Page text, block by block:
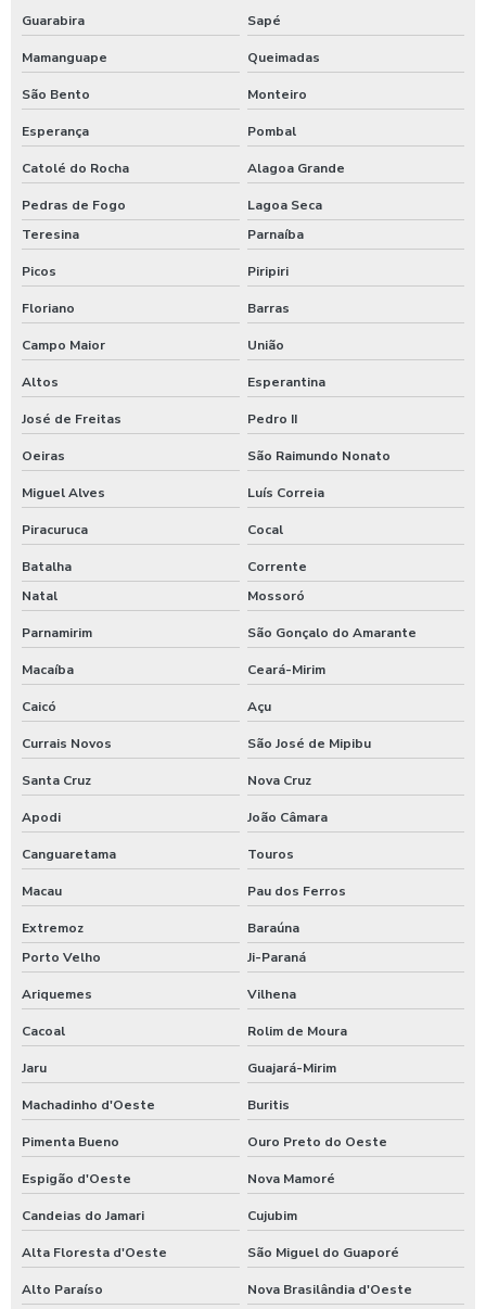
Guarabira Sapé
Mamanguape Queimadas
São Bento Monteiro
Esperança Pombal
Catolé do Rocha Alagoa Grande
Pedras de Fogo
Lagoa Seca
Teresina
Parnaíba
Picos Piripiri
Floriano Barras
Campo Maior União
Altos Esperantina
José de Freitas Pedro II
Oeiras São Raimundo Nonato
Miguel Alves Luís Correia
Piracuruca Cocal
Batalha
Corrente
Natal
Mossoró
Parnamirim São Gonçalo do Amarante
Macaíba Ceará-Mirim
Caicó Açu
Currais Novos São José de Mipibu
Santa Cruz Nova Cruz
Apodi João Câmara
Canguaretama Touros
Macau Pau dos Ferros
Extremoz
Baraúna
Porto Velho
Ji-Paraná
Ariquemes Vilhena
Cacoal Rolim de Moura
Jaru Guajará-Mirim
Machadinho d'Oeste Buritis
Pimenta Bueno Ouro Preto do Oeste
Espigão d'Oeste Nova Mamoré
Candeias do Jamari Cujubim
Alta Floresta d'Oeste São Miguel do Guaporé
Alto Paraíso
Nova Brasilândia d'Oeste